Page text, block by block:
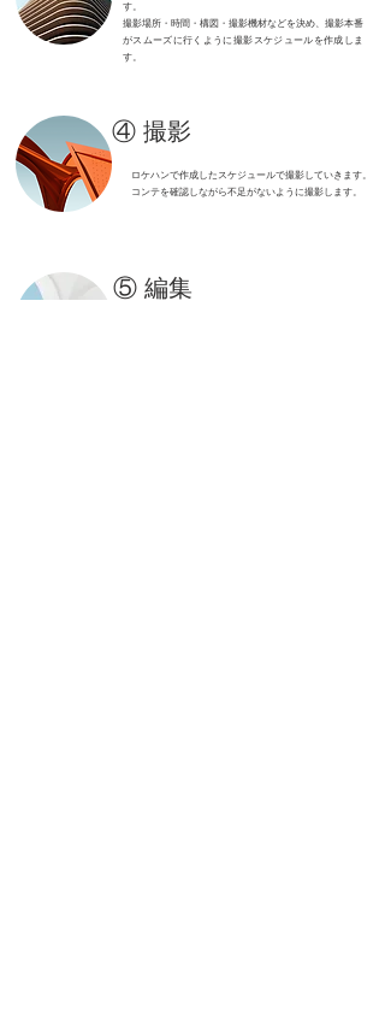
す。
撮影場所・時間・構図・撮影機材などを決め、撮影本番
がスムーズに行くように撮影スケジュールを作成しま
す。
④ 撮影
⑤ 編集
ロケハンで作成したスケジュールで撮影していきます。
コンテを確認しながら不足がないように撮影します。